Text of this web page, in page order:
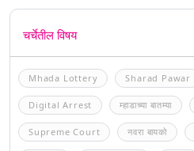
चर्चेतील विषय
Mhada Lottery Sharad Pawar
Digital Arrest म्हाडाच्या बातम्या
Supreme Court नवरा बायको